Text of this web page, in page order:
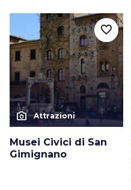
photo_camera Attrazioni
Musei Civici di San
Gimignano
favorite_border